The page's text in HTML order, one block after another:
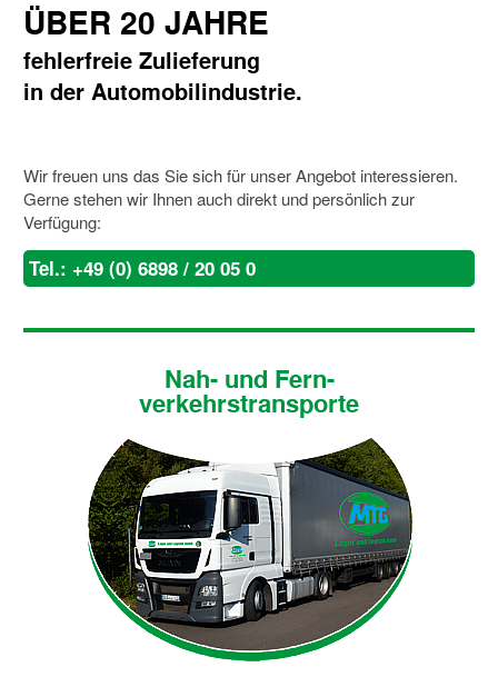
ÜBER 20 JAHRE
fehlerfreie Zulieferung
in der Automobilindustrie.
Wir freuen uns das Sie sich für unser Angebot interessieren.
Gerne stehen wir Ihnen auch direkt und persönlich zur
Verfügung:
Tel.: +49 (0) 6898 / 20 05 0
Nah- und Fern-
verkehrstransporte